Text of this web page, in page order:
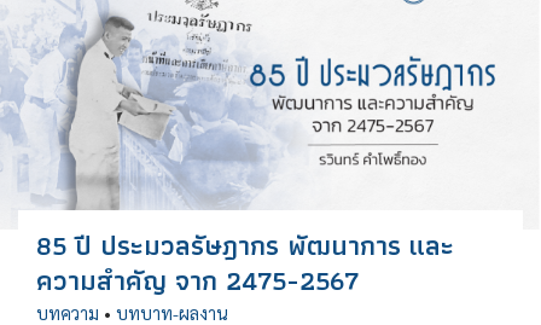
85 ปี ประมวลรัษฎากร พัฒนาการ และ
ความสำคัญ จาก 2475-2567
บทความ • บทบาท-ผลงาน